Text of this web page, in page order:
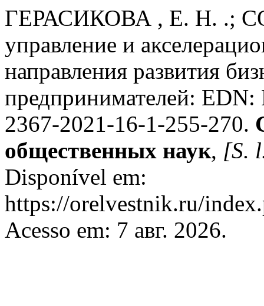
ГЕРАСИКОВА , Е. Н. .;
управление и
направления развития
предпринимателей:
2367-2021-16-1-255-270.
общественных наук, [S.
Disponível em:
https://orelvestnik.ru/
Acesso em: 7 авг. 2026.